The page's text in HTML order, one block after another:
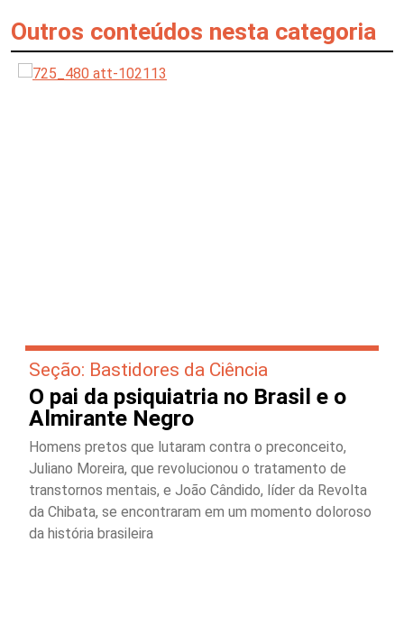
Outros conteúdos nesta categoria
Seção: Bastidores da Ciência
O pai da psiquiatria no Brasil e o
Almirante Negro
Homens pretos que lutaram contra o preconceito,
Juliano Moreira, que revolucionou o tratamento de
transtornos mentais, e João Cândido, líder da Revolta
da Chibata, se encontraram em um momento doloroso
da história brasileira